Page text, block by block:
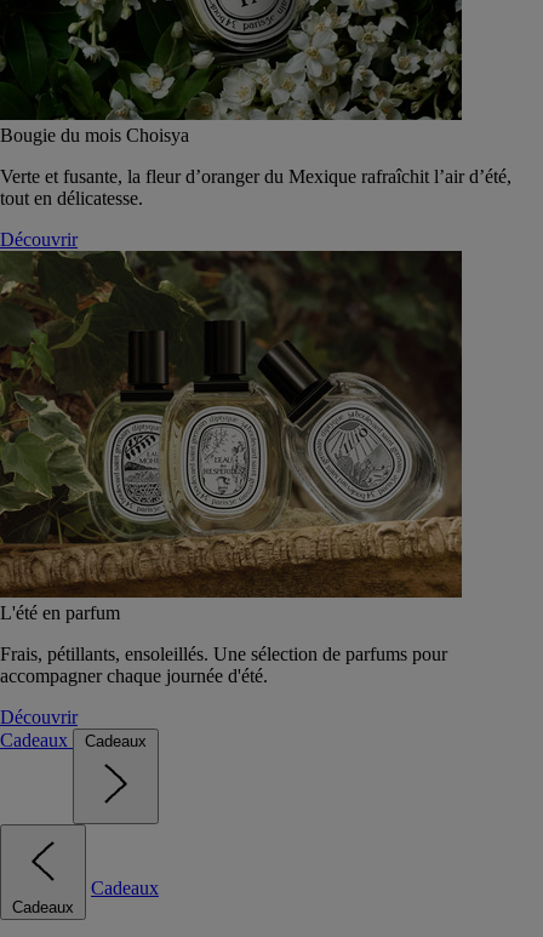
Bougie du mois Choisya
Verte et fusante, la fleur d’oranger du Mexique rafraîchit l’air d’été,
tout en délicatesse.
Découvrir
L'été en parfum
Frais, pétillants, ensoleillés. Une sélection de parfums pour
accompagner chaque journée d'été.
Découvrir
Cadeaux
Cadeaux
Cadeaux
Cadeaux